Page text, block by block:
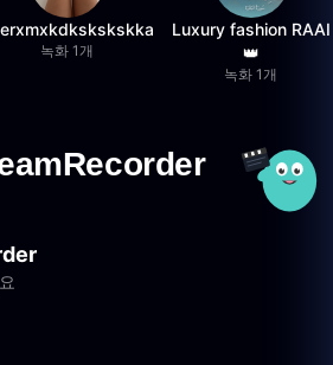
녹화 1개
Luxury fashion RAAI
👑
녹화 1개